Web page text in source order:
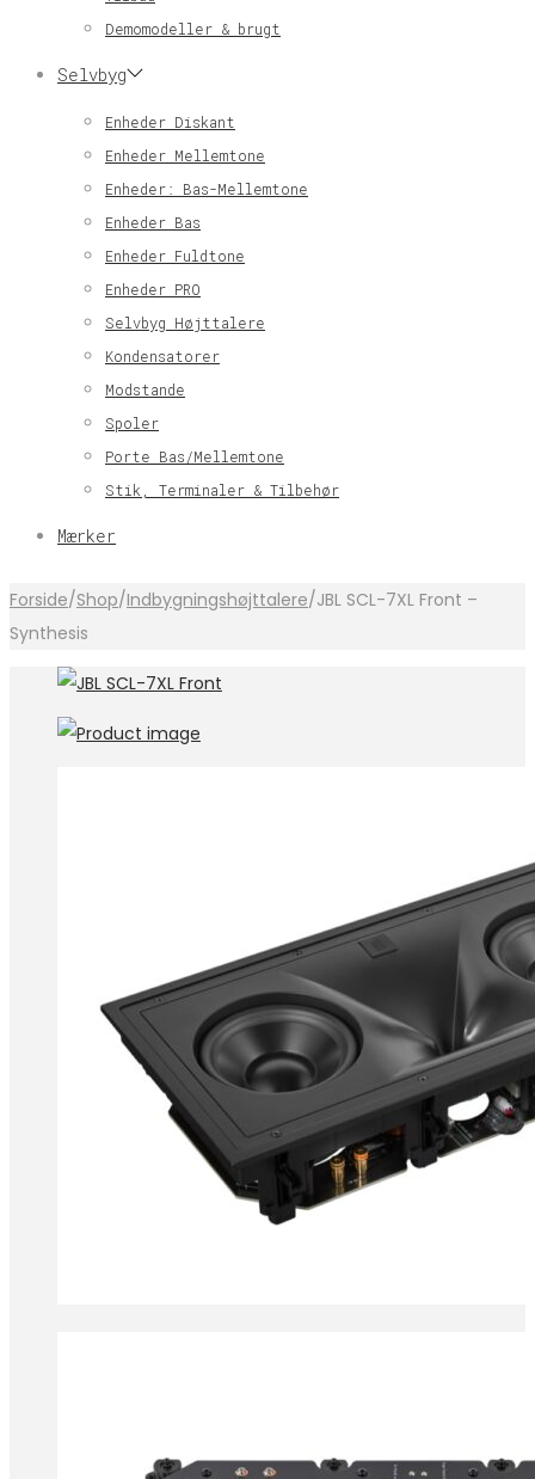
Demomodeller & brugt
Selvbyg
Enheder Diskant
Enheder Mellemtone
Enheder: Bas-Mellemtone
Enheder Bas
Enheder Fuldtone
Enheder PRO
Selvbyg Højttalere
Kondensatorer
Modstande
Spoler
Porte Bas/Mellemtone
Stik, Terminaler & Tilbehør
Mærker
Forside/Shop/Indbygningshøjttalere/JBL SCL-7XL Front –
Synthesis